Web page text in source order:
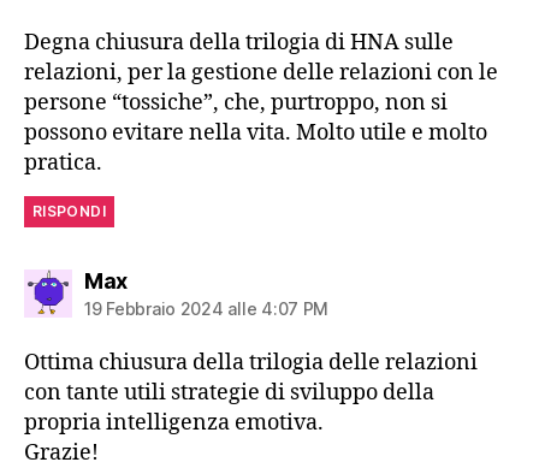
Degna chiusura della trilogia di HNA sulle
relazioni, per la gestione delle relazioni con le
persone “tossiche”, che, purtroppo, non si
possono evitare nella vita. Molto utile e molto
pratica.
RISPONDI
Maxdice:
19 Febbraio 2024 alle 4:07 PM
Ottima chiusura della trilogia delle relazioni
con tante utili strategie di sviluppo della
propria intelligenza emotiva.
Grazie!